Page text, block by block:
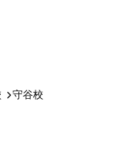
守谷校